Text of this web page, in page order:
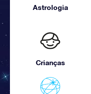
Astrologia
Crianças